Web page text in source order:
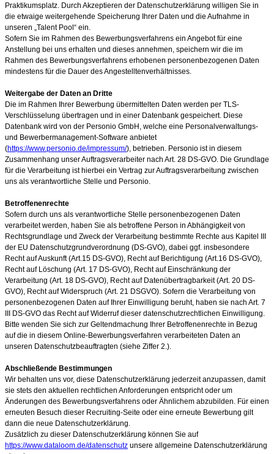
Praktikumsplatz. Durch Akzeptieren der Datenschutzerklärung willigen Sie in
die etwaige weitergehende Speicherung Ihrer Daten und die Aufnahme in
unseren „Talent Pool“ ein.
Sofern Sie im Rahmen des Bewerbungsverfahrens ein Angebot für eine
Anstellung bei uns erhalten und dieses annehmen, speichern wir die im
Rahmen des Bewerbungsverfahrens erhobenen personenbezogenen Daten
mindestens für die Dauer des Angestelltenverhältnisses.
Weitergabe der Daten an Dritte
Die im Rahmen Ihrer Bewerbung übermittelten Daten werden per TLS-
Verschlüsselung übertragen und in einer Datenbank gespeichert. Diese
Datenbank wird von der Personio GmbH, welche eine Personalverwaltungs-
und Bewerbermanagement-Software anbietet
(https://www.personio.de/impressum/), betrieben. Personio ist in diesem
Zusammenhang unser Auftragsverarbeiter nach Art. 28 DS-GVO. Die Grundlage
für die Verarbeitung ist hierbei ein Vertrag zur Auftragsverarbeitung zwischen
uns als verantwortliche Stelle und Personio.
Betroffenenrechte
Sofern durch uns als verantwortliche Stelle personenbezogenen Daten
verarbeitet werden, haben Sie als betroffene Person in Abhängigkeit von
Rechtsgrundlage und Zweck der Verarbeitung bestimmte Rechte aus Kapitel III
der EU Datenschutzgrundverordnung (DS-GVO), dabei ggf. insbesondere
Recht auf Auskunft (Art.15 DS-GVO), Recht auf Berichtigung (Art.16 DS-GVO),
Recht auf Löschung (Art. 17 DS-GVO), Recht auf Einschränkung der
Verarbeitung (Art. 18 DS-GVO), Recht auf Datenübertragbarkeit (Art. 20 DS-
GVO), Recht auf Widerspruch (Art. 21 DSGVO). Sofern die Verarbeitung von
personenbezogenen Daten auf Ihrer Einwilligung beruht, haben sie nach Art. 7
III DS-GVO das Recht auf Widerruf dieser datenschutzrechtlichen Einwilligung.
Bitte wenden Sie sich zur Geltendmachung Ihrer Betroffenenrechte in Bezug
auf die in diesem Online-Bewerbungsverfahren verarbeiteten Daten an
unseren Datenschutzbeauftragten (siehe Ziffer 2.).
Abschließende Bestimmungen
Wir behalten uns vor, diese Datenschutzerklärung jederzeit anzupassen, damit
sie stets den aktuellen rechtlichen Anforderungen entspricht oder um
Änderungen des Bewerbungsverfahrens oder Ähnlichem abzubilden. Für einen
erneuten Besuch dieser Recruiting-Seite oder eine erneute Bewerbung gilt
dann die neue Datenschutzerklärung.
Zusätzlich zu dieser Datenschutzerklärung können Sie auf
https://www.dataloom.de/datenschutz unsere allgemeine Datenschutzerklärung